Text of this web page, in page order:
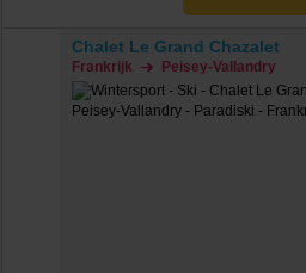
Chalet Le Grand Chazalet
Frankrijk Peisey-Vallandry